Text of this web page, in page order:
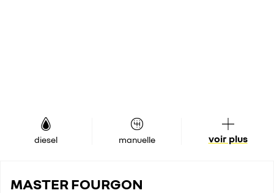
diesel manuelle voir plus
MASTER FOURGON